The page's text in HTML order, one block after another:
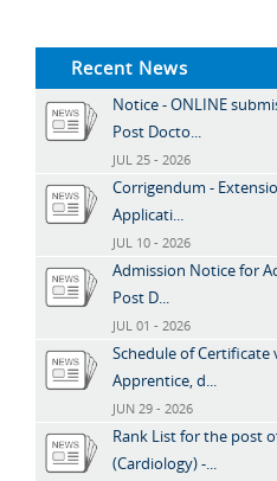
Recent News
Notice - ONLINE
Post Docto...
JUL 25 - 2026
Corrigendum -
Applicati...
JUL 10 - 2026
Admission Notice for
Post D...
JUL 01 - 2026
Schedule of Certificate
Apprentice, d...
JUN 29 - 2026
Rank List for the post
(Cardiology) -...